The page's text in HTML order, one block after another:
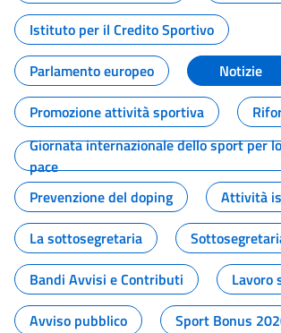
Istituto per il Credito Sportivo
Parlamento europeo
Notizie
Promozione attività sportiva
Giornata internazionale dello sport per
pace
Prevenzione del doping
Attività
La sottosegretaria
Bandi Avvisi e Contributi
Lavoro
Avviso pubblico
Sport Bonus